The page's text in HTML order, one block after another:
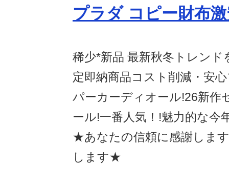
プラダ コピー財布
稀少*新品 最新秋冬トレンド
定即納商品コスト削減・安
パーカーディオール!26新作
ール!一番人気！!魅力的な今
★あなたの信頼に感謝しま
します★